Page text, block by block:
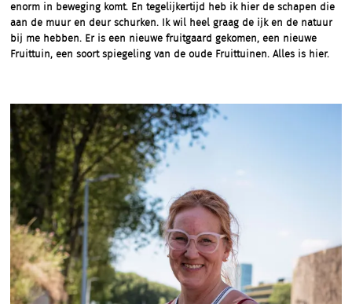
enorm in beweging komt. En tegelijkertijd heb ik hier de schapen die
aan de muur en deur schurken. Ik wil heel graag de ijk en de natuur
bij me hebben. Er is een nieuwe fruitgaard gekomen, een nieuwe
Fruittuin, een soort spiegeling van de oude Fruittuinen. Alles is hier.